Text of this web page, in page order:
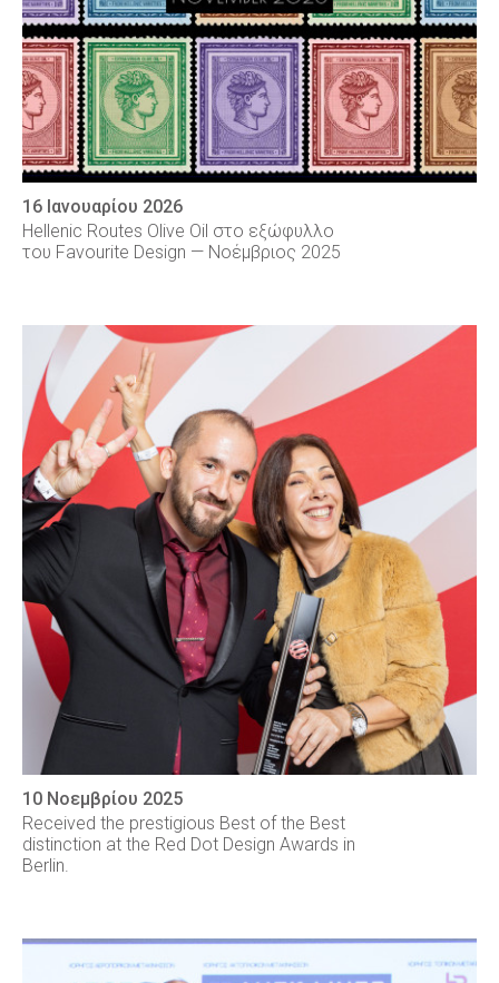
16 Ιανουαρίου 2026
Hellenic Routes Olive Oil στο εξώφυλλο
του Favourite Design — Νοέμβριος 2025
10 Νοεμβρίου 2025
Received the prestigious Best of the Best
distinction at the Red Dot Design Awards in
Berlin.